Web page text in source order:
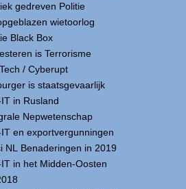
gedreven Politie
wietoorlog
Black Box
is Terrorisme
/ Cyberupt
is staatsgevaarlijk
in Rusland
Nepwetenschap
en exportvergunningen
NL Benaderingen in 2019
in het Midden-Oosten